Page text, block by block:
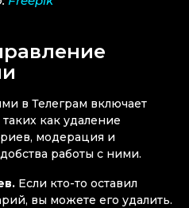
в Телеграм включает
как удаление
модерация и
работы с ними.
Если кто-то оставил
вы можете его удалить.